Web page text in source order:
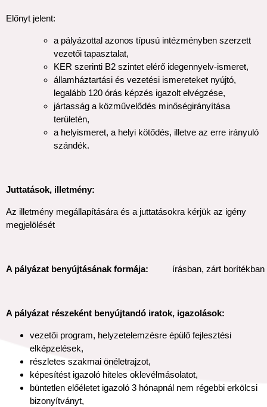
Előnyt jelent:
a pályázottal azonos típusú intézményben szerzett
vezetői tapasztalat,
KER szerinti B2 szintet elérő idegennyelv-ismeret,
államháztartási és vezetési ismereteket nyújtó,
legalább 120 órás képzés igazolt elvégzése,
jártasság a közművelődés minőségirányítása
területén,
a helyismeret, a helyi kötődés, illetve az erre irányuló
szándék.
Juttatások, illetmény:
Az illetmény megállapítására és a juttatásokra kérjük az igény
megjelölését
A pályázat benyújtásának formája: írásban, zárt borítékban
A pályázat részeként benyújtandó iratok, igazolások:
vezetői program, helyzetelemzésre épülő fejlesztési
elképzelések,
részletes szakmai önéletrajzot,
képesítést igazoló hiteles oklevélmásolatot,
büntetlen előéletet igazoló 3 hónapnál nem régebbi erkölcsi
bizonyítványt,